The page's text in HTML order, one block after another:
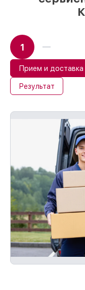
1
Прием и доставка
Результат